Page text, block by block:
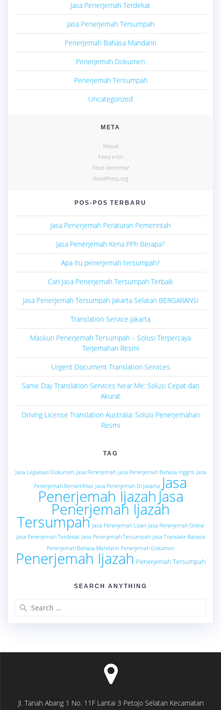
Jasa Penerjemah Terdekat
Jasa Penerjemah Tersumpah
Penerjemah Bahasa Mandarin
Penerjemah Dokumen
Penerjemah Tersumpah
Uncategorized
META
Masuk
Feed entri
Feed komentar
WordPress.org
POS-POS TERBARU
Jasa Penerjemah Peraturan Pemerintah
Jasa Penerjemah Kena PPh Berapa?
Apa itu penerjemah tersumpah?
Cari Jasa Penerjemah Tersumpah Terbaik
Jasa Penerjemah Tersumpah Jakarta Selatan BERGARANSI
Translation Service Jakarta
Maskuri Penerjemah Tersumpah – Solusi Terpercaya
Terjemahan Resmi
Urgent Document Translation Services
Same Day Translation Services Near Me: Solusi Cepat dan
Akurat
Driving License Translation Australia: Solusi Penerjemahan
Resmi
TAG
Jasa Legalisasi Dokumen Jasa Penerjemah Jasa Penerjemah Bahasa Inggris Jasa
Penerjemah Bersertifikat Jasa Penerjemah Di Jakarta Jasa
Penerjemah Ijazah Jasa
Penerjemah Ijazah
Tersumpah Jasa Penerjemah Lisan Jasa Penerjemah Online
Jasa Penerjemah Terdekat Jasa Penerjemah Tersumpah Jasa Translate Bahasa
Penerjemah Bahasa Mandarin Penerjemah Dokumen
Penerjemah Ijazah Penerjemah Tersumpah
SEARCH ANYTHING
Jl. Tanah Abang 1 No. 11F Lantai 3 Petojo Selatan Kecamatan